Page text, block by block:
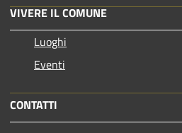
VIVERE IL COMUNE
Luoghi
Eventi
CONTATTI